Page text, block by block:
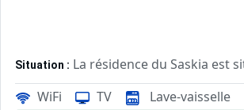
Situation : La résidence du Saskia est
Commerces à proximité dans le
Située proche de l'entrée de la station
WiFi TV Lave-vaisselle